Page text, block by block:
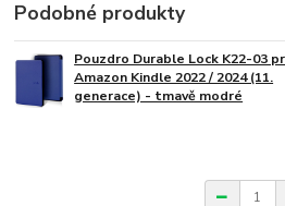
Podobné produkty
Pouzdro Durable Lock K22-03
Amazon Kindle 2022 / 2024 (11.
generace) - tmavě modré